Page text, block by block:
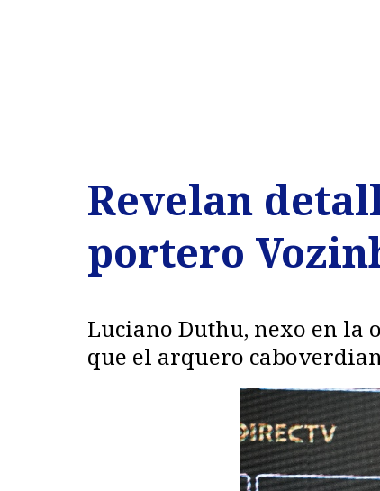
Revelan
portero
Luciano Duthu, nexo en la
que el arquero